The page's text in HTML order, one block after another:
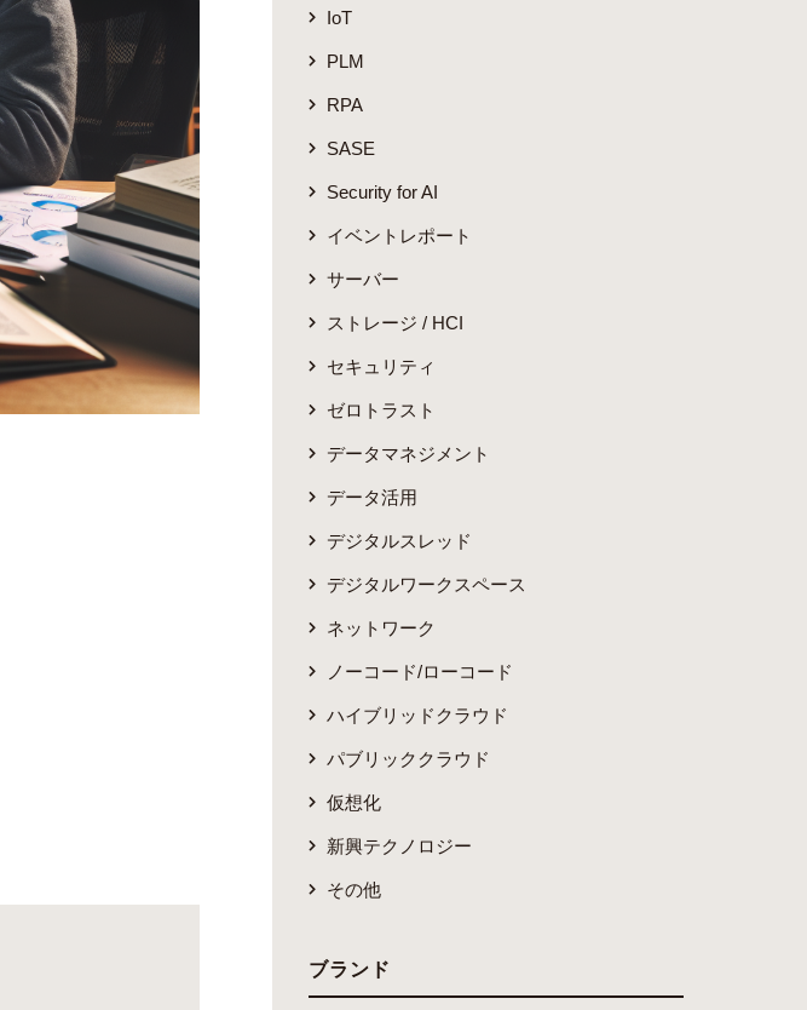
IoT
PLM
RPA
SASE
Security for AI
イベントレポート
サーバー
ストレージ / HCI
セキュリティ
ゼロトラスト
データマネジメント
データ活用
デジタルスレッド
デジタルワークスペース
ネットワーク
ノーコード/ローコード
ハイブリッドクラウド
パブリッククラウド
仮想化
新興テクノロジー
その他
ブランド